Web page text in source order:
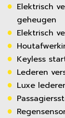
Elektrisch
geheugen
Elektrisch
Keyless
Lederen
Luxe